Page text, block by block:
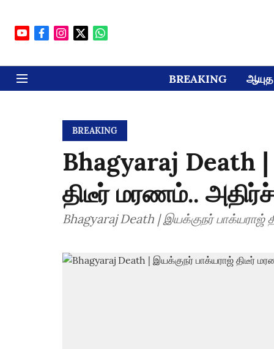
BREAKING ஆயுத
BREAKING
Bhagyaraj Death
திடீர் மரணம்..
Bhagyaraj Death | இயக்குநர்